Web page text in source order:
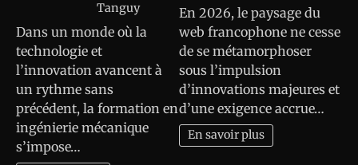
Tanguy
Dans un monde où la
technologie et
l’innovation avancent à
un rythme sans
précédent, la formation en
ingénierie mécanique
s’impose…
En 2026, le paysage du
web francophone ne cesse
de se métamorphoser
sous l’impulsion
d’innovations majeures et
d’une exigence accrue…
En savoir plus